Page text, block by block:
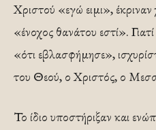
Χριστού «εγώ ειμι»,
«ένοχος θανάτου εστί».
«ότι εβλασφήμησε»,
του Θεού, ο Χριστός, ο
Το ίδιο υποστήριξαν και